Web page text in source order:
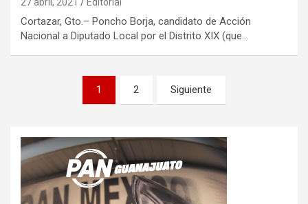
Cortazar, Gto.– Poncho Borja, candidato de Acción
Nacional a Diputado Local por el Distrito XIX (que…
1 2 Siguiente